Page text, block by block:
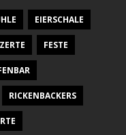
EIERSCHALE
FESTE
RICKENBACKERS